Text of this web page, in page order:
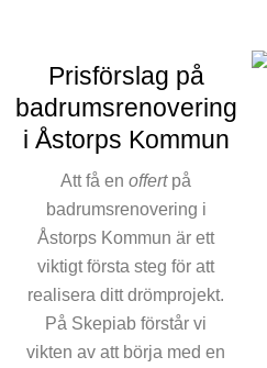
Prisförslag på
badrumsrenovering
i Åstorps Kommun
Att få enoffertpå
badrumsrenovering i
Åstorps Kommun är ett
viktigt första steg för att
realisera ditt drömprojekt.
På Skepiab förstår vi
vikten av att börja med en